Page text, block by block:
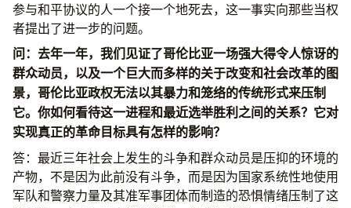
参与和平协议的人一个接一个地死去，这一事实向那些当权
者提出了进一步的问题。
问：去年一年，我们见证了哥伦比亚一场强大得令人惊讶的
群众动员，以及一个巨大而多样的关于改变和社会改革的图
景，哥伦比亚政权无法以其暴力和笼络的传统形式来压制
它。你如何看待这一进程和最近选举胜利之间的关系？它对
实现真正的革命目标具有怎样的影响？
答：最近三年社会上发生的斗争和群众动员是压抑的环境的
产物，不是因为此前没有斗争，而是因为国家系统性地使用
军队和警察力量及其准军事团体而制造的恐惧情绪压制了这